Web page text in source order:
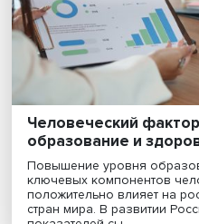
как совместить
Рост
рассматривается не
социальная
обсудили, почему
......